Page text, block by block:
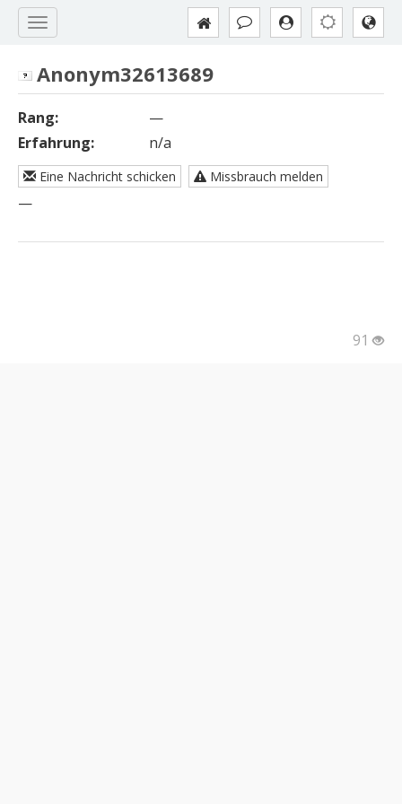
Anonym32613689
Rang:
—
Erfahrung:
n/a
Eine Nachricht schicken Missbrauch melden
—
91